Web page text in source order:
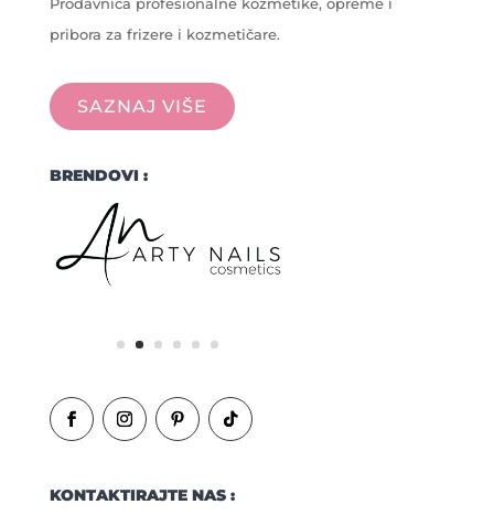
pribora za frizere i kozmetičare.
SAZNAJ VIŠE
BRENDOVI :
KONTAKTIRAJTE NAS :